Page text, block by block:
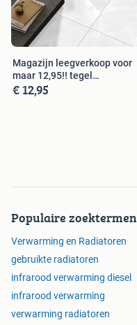
Magazijn leegverkoop voor
maar 12,95!! tegel
600x1200MM
€ 12,95
Populaire zoektermen
Verwarming en Radiatoren
gebruikte radiatoren
infrarood verwarming diesel
infrarood verwarming
verwarming radiatoren